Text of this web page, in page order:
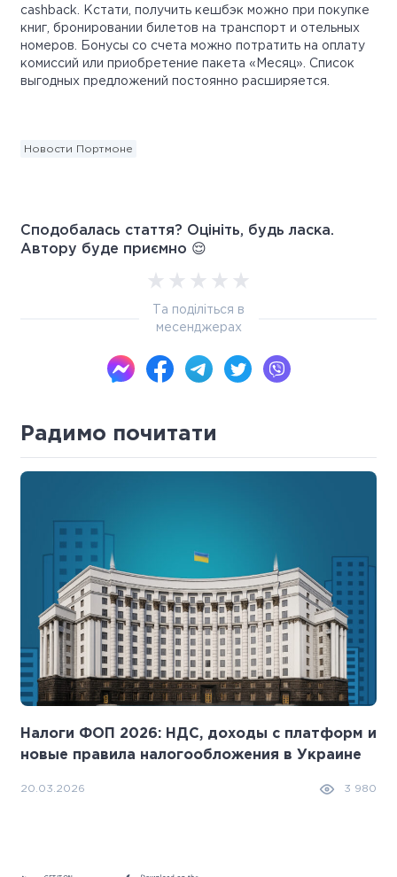
cashback. Кстати, получить кешбэк можно при покупке
книг, бронировании билетов на транспорт и отельных
номеров. Бонусы со счета можно потратить на оплату
комиссий или приобретение пакета «Месяц». Список
выгодных предложений постоянно расширяется.
Новости Портмоне
Сподобалась стаття? Оцініть, будь ласка.
Автору буде приємно 😌
Та поділіться в
месенджерах
Радимо почитати
Налоги ФОП 2026: НДС, доходы с платформ и
новые правила налогообложения в Украине
20.03.2026 3 980